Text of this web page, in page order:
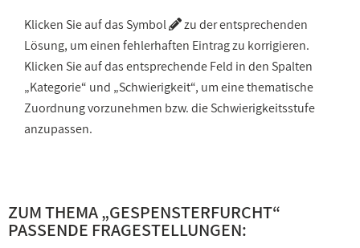
Klicken Sie auf das Symbol
zu der entsprechenden
Lösung, um einen fehlerhaften Eintrag zu korrigieren.
Klicken Sie auf das entsprechende Feld in den Spalten
„Kategorie“ und „Schwierigkeit“, um eine thematische
Zuordnung vorzunehmen bzw. die Schwierigkeitsstufe
anzupassen.
ZUM THEMA „GESPENSTERFURCHT“
PASSENDE FRAGESTELLUNGEN: